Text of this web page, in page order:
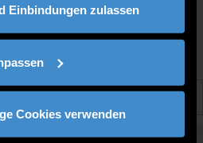
Einbindungen zulassen
Cookies verwenden